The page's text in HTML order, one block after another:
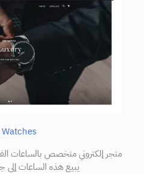
متجر إلكتروني متخصص بالساعات
يبيع هذه الساعات إلى